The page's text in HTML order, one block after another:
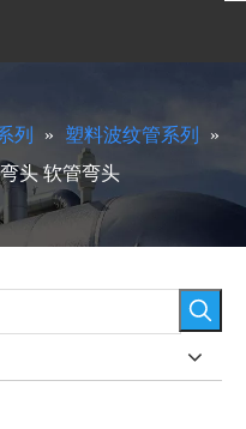
列 » 塑料波纹管系列
»
头 软管弯头